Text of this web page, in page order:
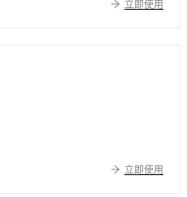
立即使用
立即使用